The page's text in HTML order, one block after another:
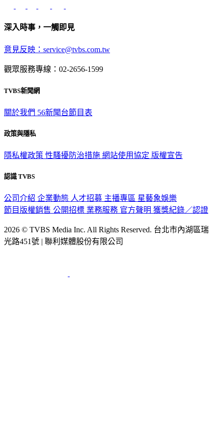
深入時事，一觸即見
意見反映：service@tvbs.com.tw
觀眾服務專線：02-2656-1599
TVBS新聞網
關於我們 56新聞台節目表
政策與隱私
隱私權政策 性騷擾防治措施 網站使用協定 版權宣告
認識 TVBS
公司介紹 企業動態 人才招募 主播專區 星藝象娛樂
節目版權銷售 公開招標 業務服務 官方聲明 獲獎紀錄／認證
2026 © TVBS Media Inc. All Rights Reserved. 台北市內湖區瑞
光路451號 | 聯利媒體股份有限公司